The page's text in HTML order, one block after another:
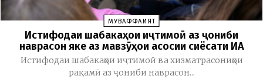
МУВАФФАҚИЯТ
Истифодаи шабакаҳои иҷтимоӣ аз ҷониби
наврасон яке аз мавзӯҳои асосии сиёсати ИА
Истифодаи шабакаҳои иҷтимоӣ ва хизматрасониҳои
рақамӣ аз ҷониби наврасон...